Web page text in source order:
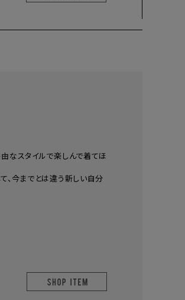
なスタイルで楽しんで着てほ
、今までとは違う新しい自分